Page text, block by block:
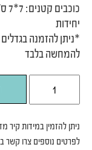
יחידות
‬להמחשה‭ ‬בלבד
ניתן להזמין במידות קיר
לפרטים נוספים צרו קשר בטלפון 050-